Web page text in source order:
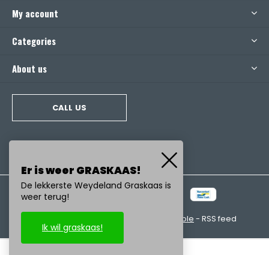
My account
Categories
About us
CALL US
emarkable - RSS feed
Er is weer GRASKAAS!
De lekkerste Weydeland Graskaas is
weer terug!
Ik wil graskaas!